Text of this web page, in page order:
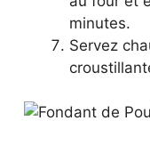
minutes.
Servez